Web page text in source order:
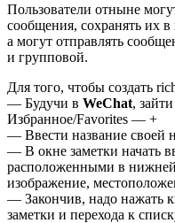
Пользователи отныне
сообщения, сохранять их
а могут отправлять
и групповой.
Для того, чтобы создать
— Будучи в WeChat,
Избранное/Favorites — +
— Ввести название своей
— В окне заметки начать
расположенными в нижней
изображение,
— Закончив, надо нажать
заметки и перехода к